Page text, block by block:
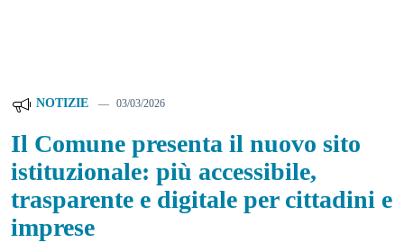
NOTIZIE 03/03/2026
Il Comune presenta il nuovo sito
istituzionale: più accessibile,
trasparente e digitale per cittadini e
imprese